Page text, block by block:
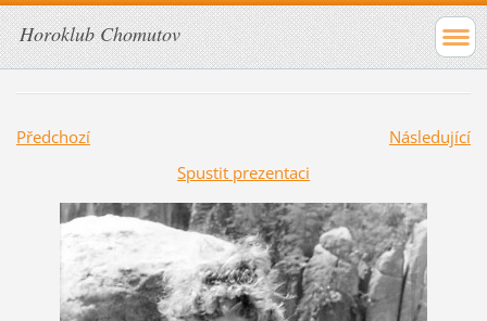
Horoklub Chomutov
Předchozí
Následující
Spustit prezentaci